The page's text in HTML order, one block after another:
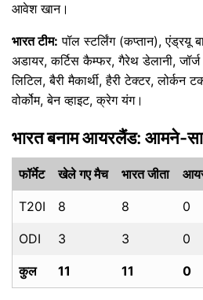
आवेश खान।
भारत टीम: पॉल स्टर्लिंग (कप्तान), एंड्रयू
अडायर, कर्टिस कैम्फर, गैरेथ डेलानी,
लिटिल, बैरी मैकार्थी, हैरी टेक्टर, लोर्कन
वोर्कोम, बेन व्हाइट, क्रेग यंग।
भारत बनाम आयरलैंड: आमने-
फॉर्मेट खेले गए मैच भारत जीता
T20I 8 8 0
ODI 3 3 0
कुल 11 11 0